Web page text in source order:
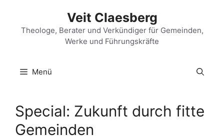
springen
Veit Claesberg
Theologe, Berater und Verkündiger für Gemeinden,
Werke und Führungskräfte
Menü
Special: Zukunft durch fitte
Gemeinden